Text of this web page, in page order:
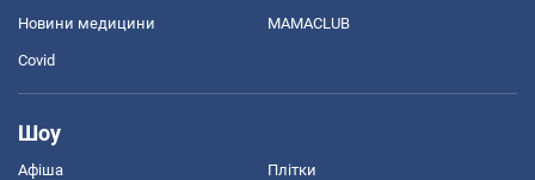
Новини медицини MAMACLUB
Covid
Шоу
Афіша Плітки